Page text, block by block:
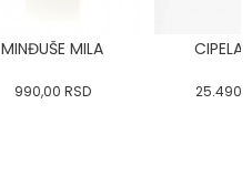
MINĐUŠE MILA
990,00 RSD
CIPELA